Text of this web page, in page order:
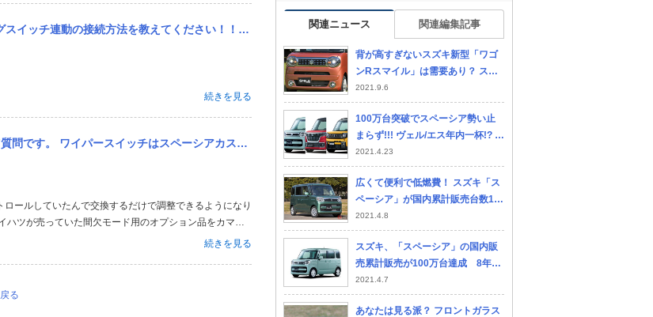
はパナソニックCN-CE01WDA、ハーネス（S-2599）で接続したいのですが、普通にS...
続きを見る
スタム等の間欠タイマー付きのワイパースイッチ に加工なしで交換できますか？
ールしていたんで交換するだけで調整できるようになり
ハツが売っていた間欠モード用のオプション品をカマせ
み自体は同じだと思うんで、カプラが同じであれば動く
続きを見る
る
関連ニュース 関連編集記事
背が高すぎないスズキ新型「ワゴ
ンRスマイル」は需要あり？ スー
パーハイトの弱点狙った戦略とは
2021.9.6
100万台突破でスペーシア勢い止
まらず!!! ヴェル/エス年内一杯!? ほ
か国内メーカー最新情報とって出
し6連発!!!
2021.4.23
広くて便利で低燃費！ スズキ「ス
ペーシア」が国内累計販売台数10
0万台を達成
2021.4.8
スズキ、「スペーシア」の国内販
売累計販売が100万台達成 8年2
カ月で
2021.4.7
あなたは見る派？ フロントガラス